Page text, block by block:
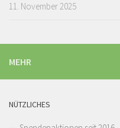
11. November 2025
MEHR
NÜTZLICHES